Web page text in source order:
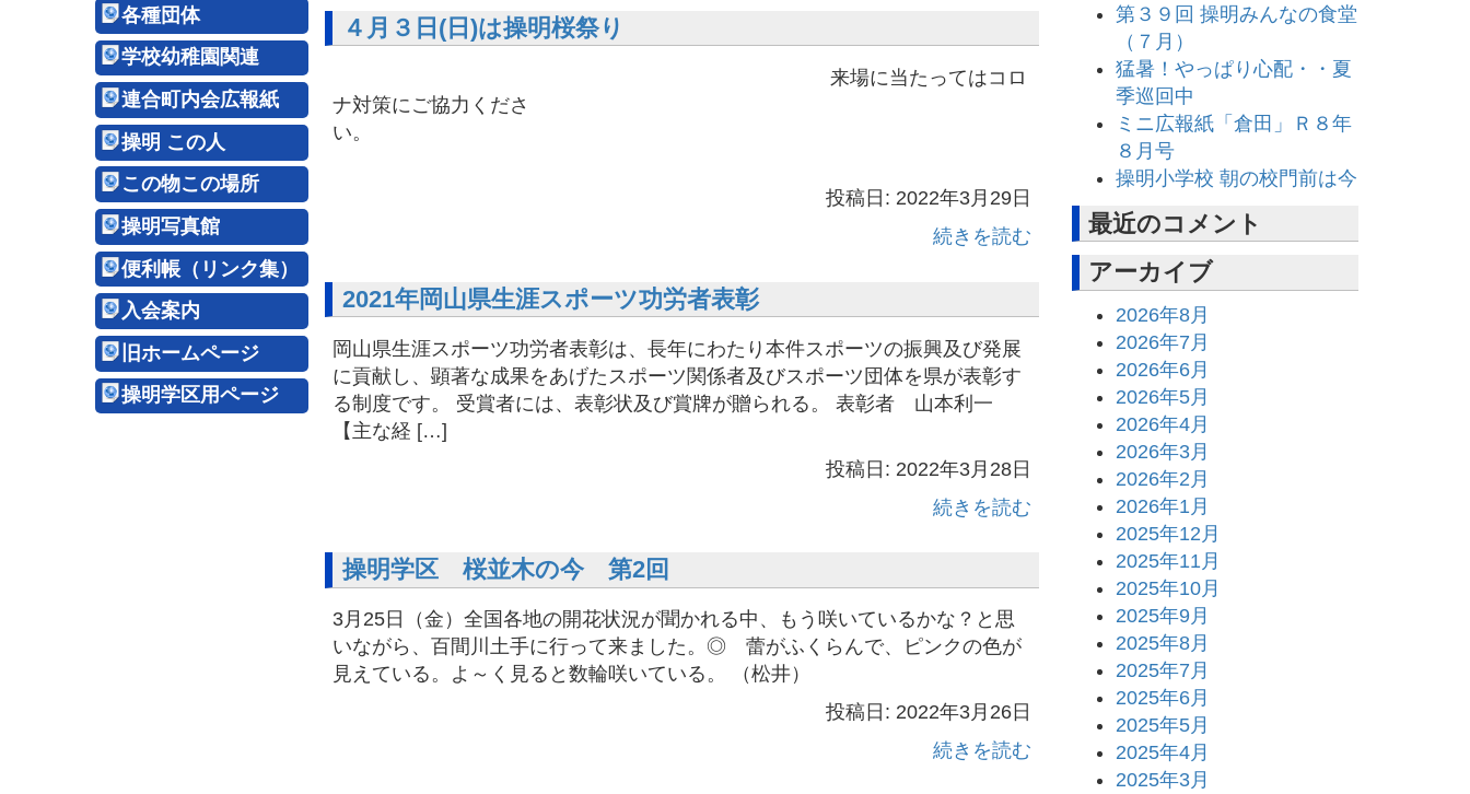
各種団体
学校幼稚園関連
連合町内会広報紙
操明 この人
この物この場所
操明写真館
便利帳（リンク集）
入会案内
旧ホームページ
操明学区用ページ
４月３日(日)は操明桜祭り
来場に当たってはコロ
ナ対策にご協力くださ
い。
投稿日: 2022年3月29日
続きを読む
2021年岡山県生涯スポーツ功労者表彰
岡山県生涯スポーツ功労者表彰は、長年にわたり本件スポーツの振興及び発展
に貢献し、顕著な成果をあげたスポーツ関係者及びスポーツ団体を県が表彰す
る制度です。 受賞者には、表彰状及び賞牌が贈られる。 表彰者 山本利一
【主な経 […]
投稿日: 2022年3月28日
続きを読む
操明学区 桜並木の今 第2回
3月25日（金）全国各地の開花状況が聞かれる中、もう咲いているかな？と思
いながら、百間川土手に行って来ました。◎ 蕾がふくらんで、ピンクの色が
見えている。よ～く見ると数輪咲いている。 （松井）
投稿日: 2022年3月26日
続きを読む
第３９回 操明みんなの食堂
（７月）
猛暑！やっぱり心配・・夏
季巡回中
ミニ広報紙「倉田」Ｒ８年
８月号
操明小学校 朝の校門前は今
最近のコメント
アーカイブ
2026年8月
2026年7月
2026年6月
2026年5月
2026年4月
2026年3月
2026年2月
2026年1月
2025年12月
2025年11月
2025年10月
2025年9月
2025年8月
2025年7月
2025年6月
2025年5月
2025年4月
2025年3月